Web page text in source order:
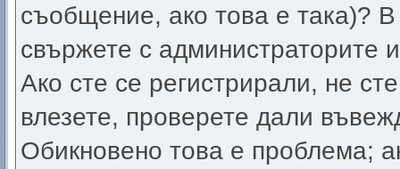
съобщение, ако това е така)?
свържете с администраторите
Ако сте се регистрирали, не
влезете, проверете дали
Обикновено това е проблема;